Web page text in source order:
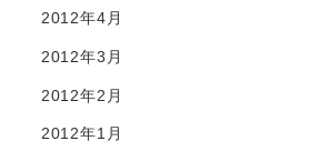
2012年4月
2012年3月
2012年2月
2012年1月